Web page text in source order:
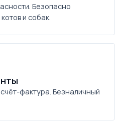
Безопасно
и собак.
фактура. Безналичный